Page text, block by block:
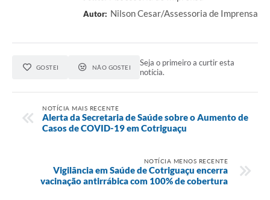
Autor: Nilson Cesar/Assessoria de Imprensa
GOSTEI NÃO GOSTEI
Seja o primeiro a curtir esta
notícia.
NOTÍCIA MAIS RECENTE
Alerta da Secretaria de Saúde sobre o Aumento de
Casos de COVID-19 em Cotriguaçu
NOTÍCIA MENOS RECENTE
Vigilância em Saúde de Cotriguaçu encerra
vacinação antirrábica com 100% de cobertura